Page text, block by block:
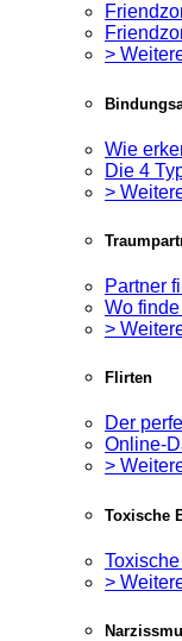
>
Wie
Die 4
>
Partner
Wo
>
Flirten
Der
Online-
>
Toxische
>